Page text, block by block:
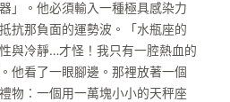
」。他必須輸入一種極具感染力
抗那負面的運勢波。「水瓶座的
與冷靜…才怪！我只有一腔熱血的
他看了一眼腳邊。那裡放著一個
物：一個用一萬塊小小的天秤座